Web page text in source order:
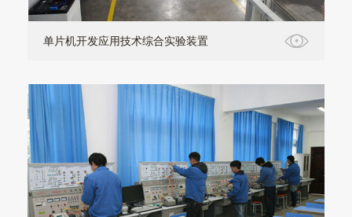
单片机开发应用技术综合实验装置